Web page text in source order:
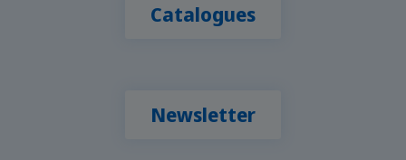
Catalogues
Newsletter